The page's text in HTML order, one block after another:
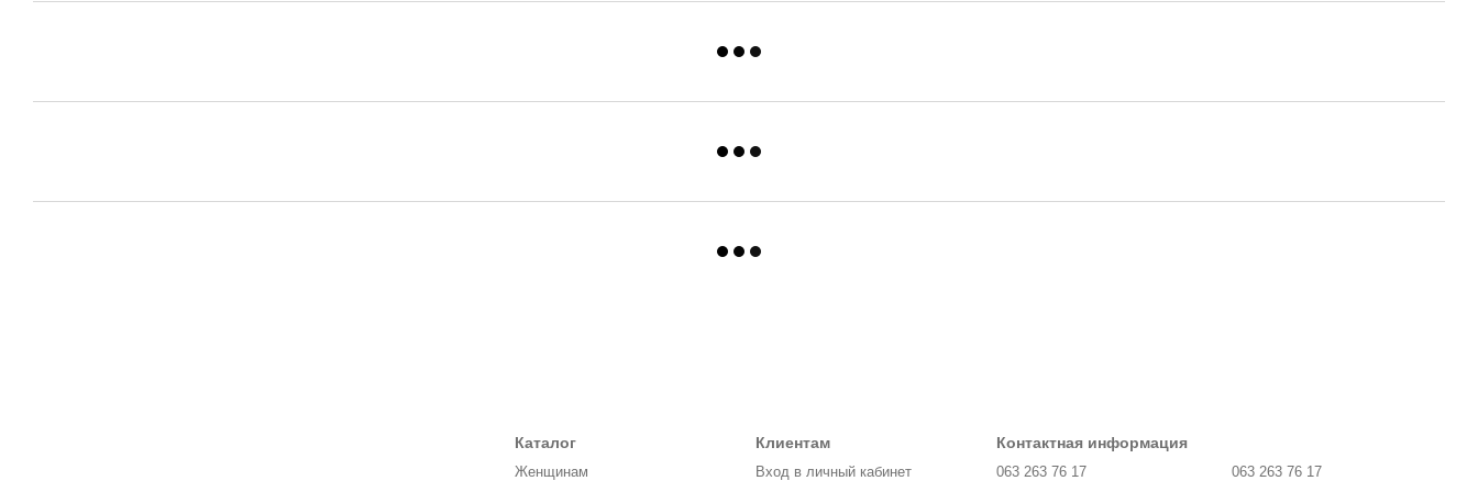
Каталог
Женщинам
Клиентам
Вход в личный кабинет
Контактная информация
063 263 76 17 063 263 76 17